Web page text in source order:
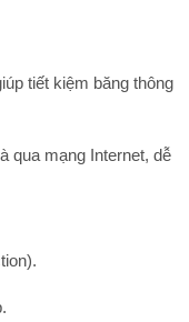
tiết kiệm băng thông
qua mạng Internet, dễ
.
.